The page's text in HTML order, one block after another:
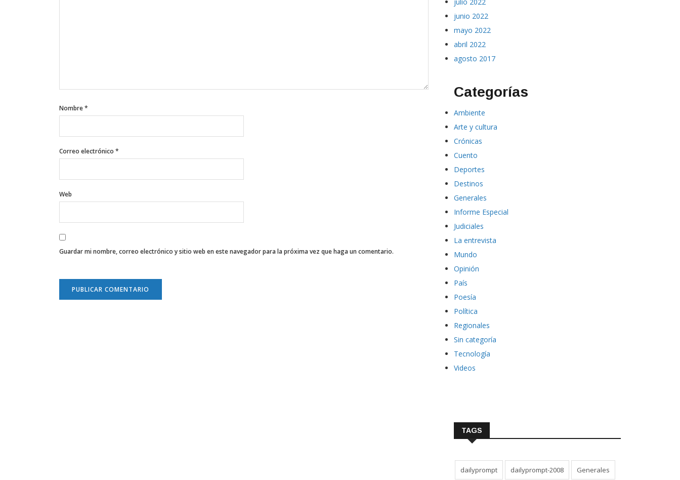
Nombre*
Correo electrónico *
Web
Guardar mi nombre, correo electrónico y sitio web en este navegador para la próxima vez que haga un comentario.
julio 2022
junio 2022
mayo 2022
abril 2022
agosto 2017
Categorías
Ambiente
Arte y cultura
Crónicas
Cuento
Deportes
Destinos
Generales
Informe Especial
Judiciales
La entrevista
Mundo
Opinión
País
Poesía
Política
Regionales
Sin categoría
Tecnología
Videos
TAGS
dailyprompt dailyprompt-2008 Generales